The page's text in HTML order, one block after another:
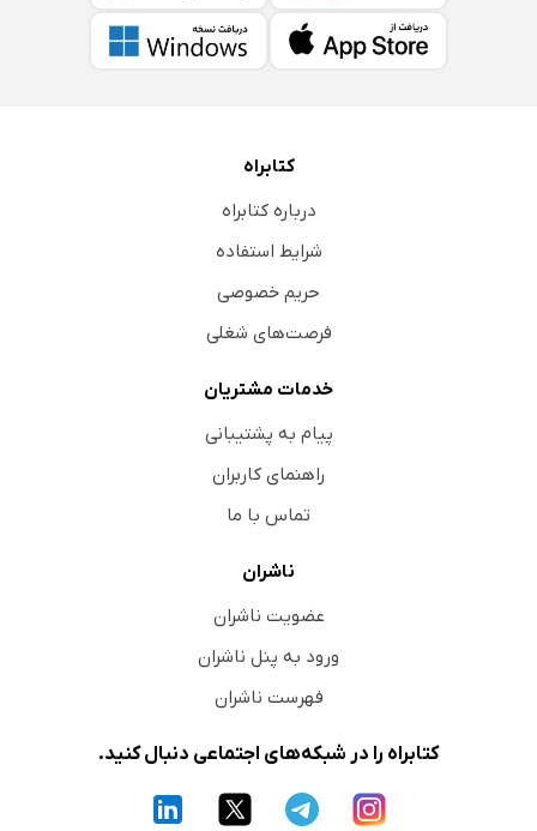
کتابراه
درباره کتابراه
شرایط استفاده
حریم خصوصی
فرصت‌های شغلی
خدمات مشتریان
پیام به پشتیبانی
راهنمای کاربران
تماس با ما
ناشران
عضویت ناشران
ورود به پنل ناشران
فهرست ناشران
کتابراه را در شبکه‌های اجتماعی دنبال کنید.